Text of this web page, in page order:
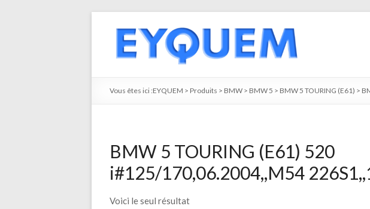
Vous êtes ici :EYQUEM > Produits > BMW > BMW 5 > BMW 5 TOURING (E61) >
BMW 5 TOURING (E61) 520
i#125/170,06.2004,,M54
Voici le seul résultat